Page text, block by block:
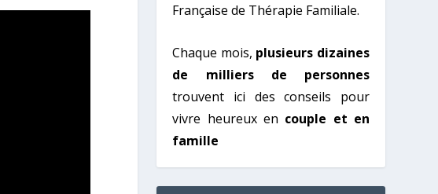
Française de Thérapie Familiale.
Chaque mois, plusieurs dizaines
de milliers de personnes
trouvent ici des conseils pour
vivre heureux en couple et en
famille